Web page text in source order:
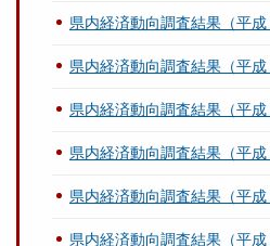
県内経済動向調査結果（平成
県内経済動向調査結果（平成
県内経済動向調査結果（平成
県内経済動向調査結果（平成
県内経済動向調査結果（平成
県内経済動向調査結果（平成